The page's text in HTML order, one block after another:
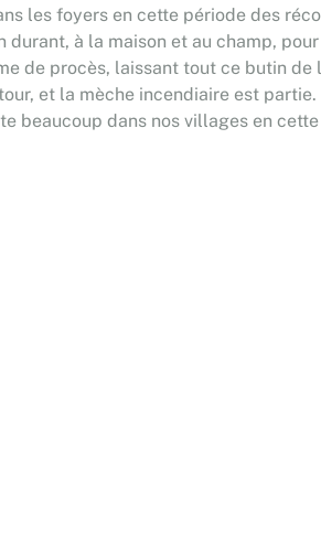
les foyers en cette période des
à la maison et au champ,
de procès, laissant tout ce butin
et la mèche incendiaire est
beaucoup dans nos villages en